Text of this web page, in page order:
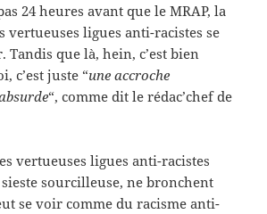
24 heures avant que le MRAP, la
vertueuses ligues anti-racistes se
Tandis que là, hein, c’est bien
c’est juste “une accroche
“, comme dit le rédac’chef de
vertueuses ligues anti-racistes
sourcilleuse, ne bronchent
se voir comme du racisme anti-